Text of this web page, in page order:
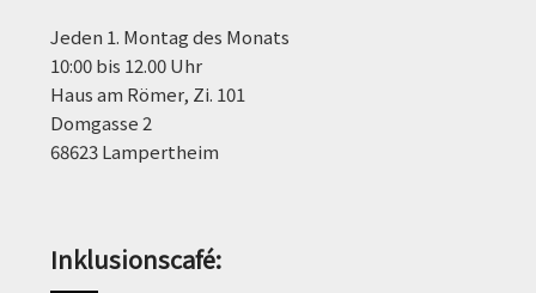
Jeden 1. Montag des Monats
10:00 bis 12.00 Uhr
Haus am Römer, Zi. 101
Domgasse 2
68623 Lampertheim
Inklusionscafé: